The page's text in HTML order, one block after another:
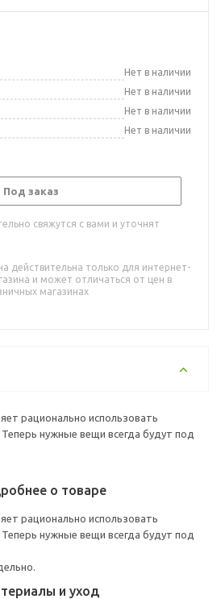
Нет в наличии
Нет в наличии
Нет в наличии
Нет в наличии
Под заказ
свяжутся с вами и уточнят
действительна только для интернет-
и может отличаться от цен в
магазинах
рационально использовать
нужные вещи всегда будут под
о товаре
рационально использовать
нужные вещи всегда будут под
и уход